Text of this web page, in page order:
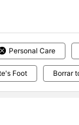
Personal Care
Foot Borrar